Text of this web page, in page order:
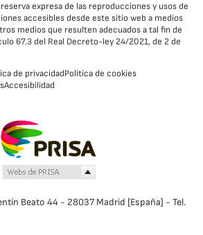
reserva expresa de las reproducciones y usos de
accesibles desde este sitio web a medios
medios que resulten adecuados a tal fin de
67.3 del Real Decreto-ley 24/2021, de 2 de
de privacidadPolítica de cookies
Accesibilidad
Beato 44 - 28037 Madrid [España] - Tel.